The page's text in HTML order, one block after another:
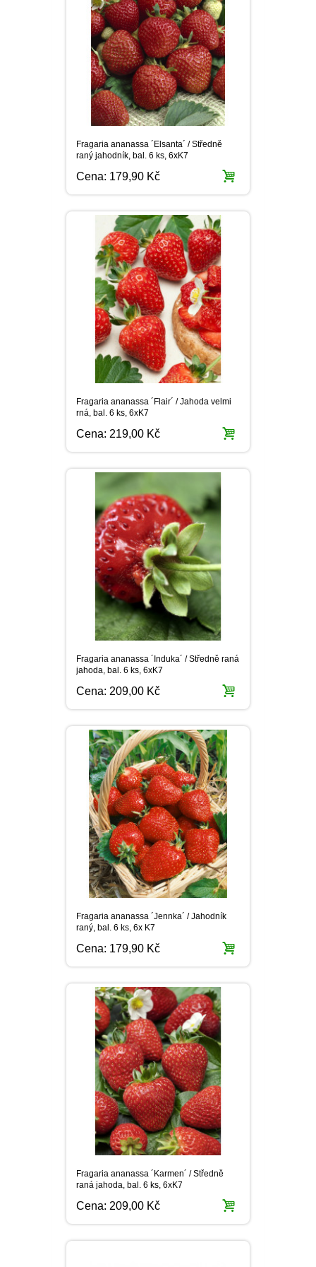
PLEKTRANT
SCAEVOLA
OSTRUHATKA
HELICHRYSUM
OSTEOSPERMUM
ISOTOMA
VITÁLKA
PRYŠEC
EURYOPS
VĚJÍŘOVKA
TAŘICE
NETÝKAVKA
POPENEC
ECHINACEA
Fragaria ananassa ´Elsanta´ / Středně
raný jahodník, bal. 6 ks, 6xK7
Cena: 179,90 Kč
Fragaria ananassa ´Flair´ / Jahoda velmi
rná, bal. 6 ks, 6xK7
Cena: 219,00 Kč
Fragaria ananassa ´Induka´ / Středně raná
jahoda, bal. 6 ks, 6xK7
Cena: 209,00 Kč
Fragaria ananassa ´Jennka´ / Jahodník
raný, bal. 6 ks, 6x K7
Cena: 179,90 Kč
Fragaria ananassa ´Karmen´ / Středně
raná jahoda, bal. 6 ks, 6xK7
Cena: 209,00 Kč